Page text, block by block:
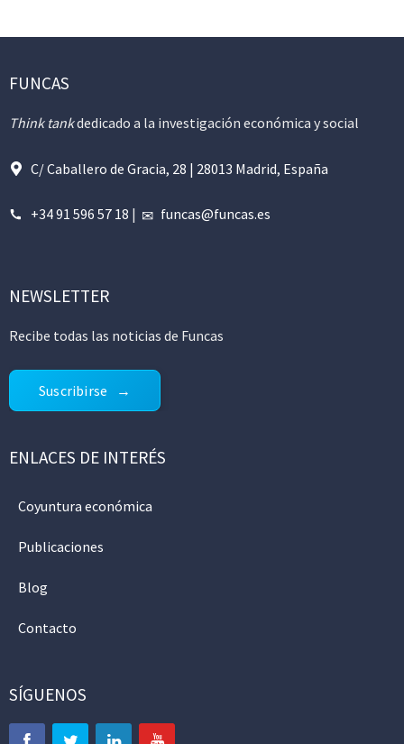
FUNCAS
Think tankdedicado a la investigación económica y social
C/ Caballero de Gracia, 28 | 28013 Madrid, España
+34 91 596 57 18 | funcas@funcas.es
NEWSLETTER
Recibe todas las noticias de Funcas
Suscribirse
ENLACES DE INTERÉS
Coyuntura económica
Publicaciones
Blog
Contacto
SÍGUENOS